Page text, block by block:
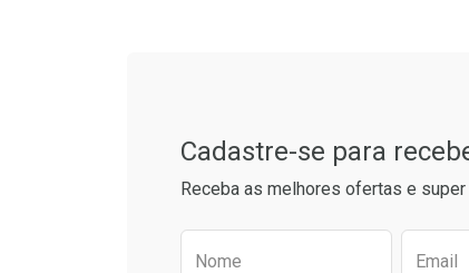
Cadastre-se para
Receba as melhores ofertas e
Preencha o formulário
Nome Email